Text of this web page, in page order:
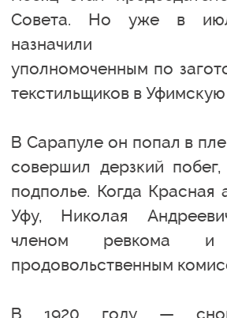
Совета. Но уже в
назначили
уполномоченным по
текстильщиков в
В Сарапуле он попал в
совершил дерзкий
подполье. Когда Красная
Уфу, Николая
членом ревкома и
продовольственным
В 1920 году —